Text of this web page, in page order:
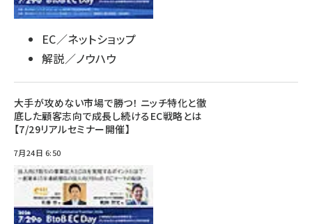
EC／ネットショップ
解説／ノウハウ
大手が攻めない市場で勝つ！ ニッチ特化と徹
底した顧客志向で成長し続けるEC戦略とは
【7/29リアルセミナー開催】
7月24日 6:50